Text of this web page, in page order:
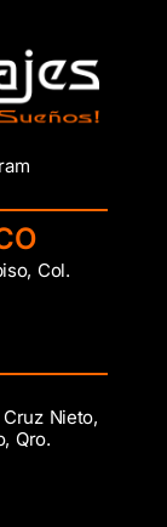
Col.
Nieto,
Qro.